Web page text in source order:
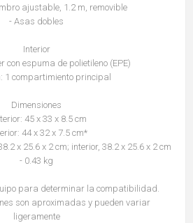
ajustable, 1.2 m, removible
- Asas dobles
Interior
con espuma de polietileno (EPE)
1 compartimiento principal
Dimensiones
45 x 33 x 8.5 cm
44 x 32 x 7.5 cm*
x 25.6 x 2 cm; interior, 38.2 x 25.6 x 2 cm
- 0.43 kg
para determinar la compatibilidad.
son aproximadas y pueden variar
ligeramente